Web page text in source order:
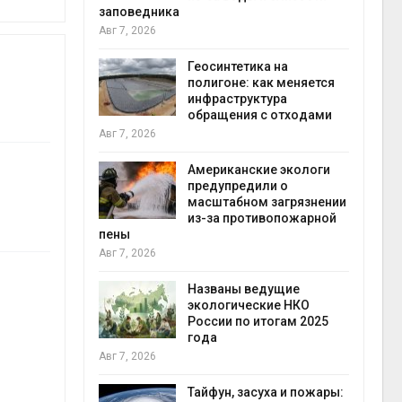
Волги и
шин
без
заповедника
Авг 7, 2026
Геосинтетика на
полигоне: как меняется
инфраструктура
обращения с отходами
Авг 7, 2026
Американские экологи
предупредили о
масштабном загрязнении
из-за противопожарной
пены
Авг 7, 2026
Названы ведущие
экологические НКО
России по итогам 2025
года
Авг 7, 2026
Тайфун, засуха и пожары: